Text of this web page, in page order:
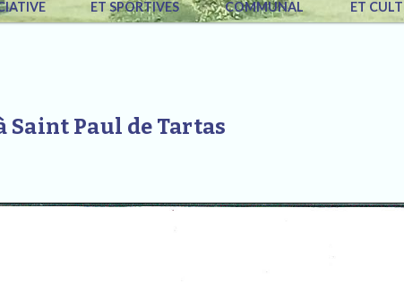
ET SPORTIVES
COMMUNAL
ET
Saint Paul de Tartas